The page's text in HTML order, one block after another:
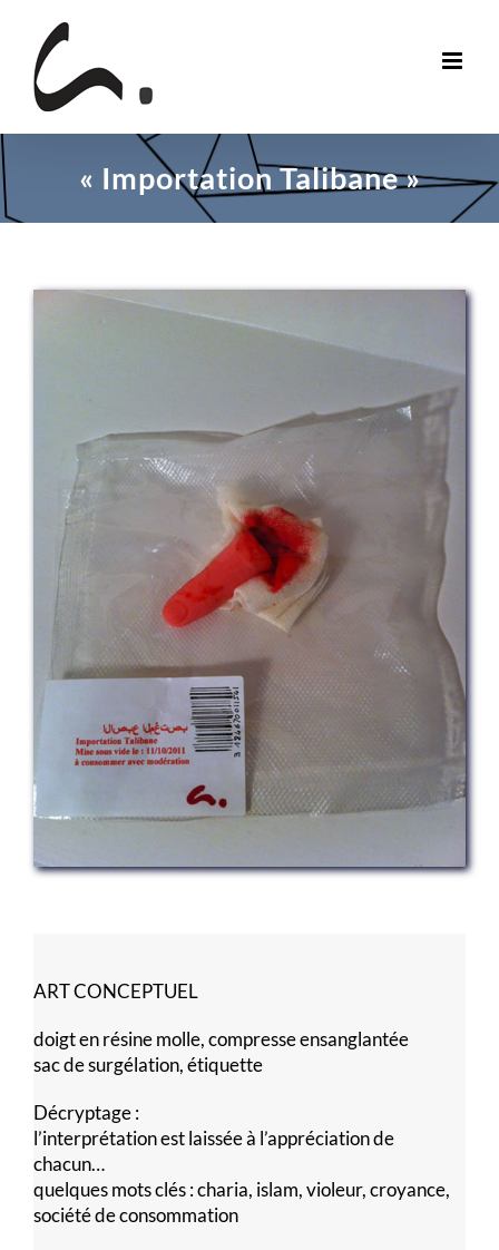
content
« Importation Talibane »
ART CONCEPTUEL
doigt en résine molle, compresse ensanglantée
sac de surgélation, étiquette
Décryptage :
l’interprétation est laissée à l’appréciation de
chacun…
quelques mots clés : charia, islam, violeur, croyance,
société de consommation